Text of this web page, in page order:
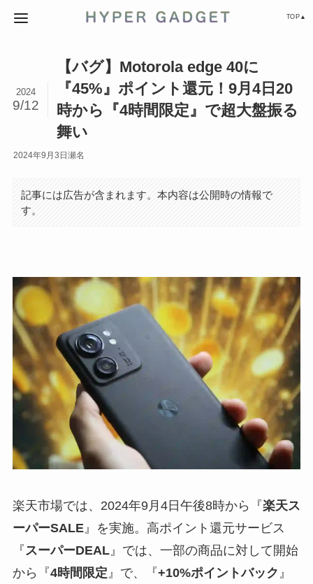
TOP▲
【バグ】Motorola edge 40に
『45%』ポイント還元！9月4日20
時から『4時間限定』で超大盤振る
舞い
2024
9/12
2024年9月3日 瀬名
記事には広告が含まれます。本内容は公開時の情報で
す。
楽天市場では、2024年9月4日午後8時から『楽天ス
ーパーSALE』を実施。高ポイント還元サービス
『 スーパーDEAL』では、一部の商品に対して開始
から『4時間限定 』で、『+10%ポイントバック 』